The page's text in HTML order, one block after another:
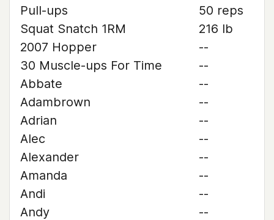
Pull-ups
50 reps
Squat Snatch 1RM
216 lb
2007 Hopper
--
30 Muscle-ups For Time
--
Abbate
--
Adambrown
--
Adrian
--
Alec
--
Alexander
--
Amanda
--
Andi
--
Andy
--